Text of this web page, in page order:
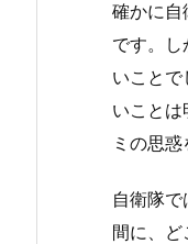
確かに自
です。
いこと
いこと
ミの思
自衛隊
間に、